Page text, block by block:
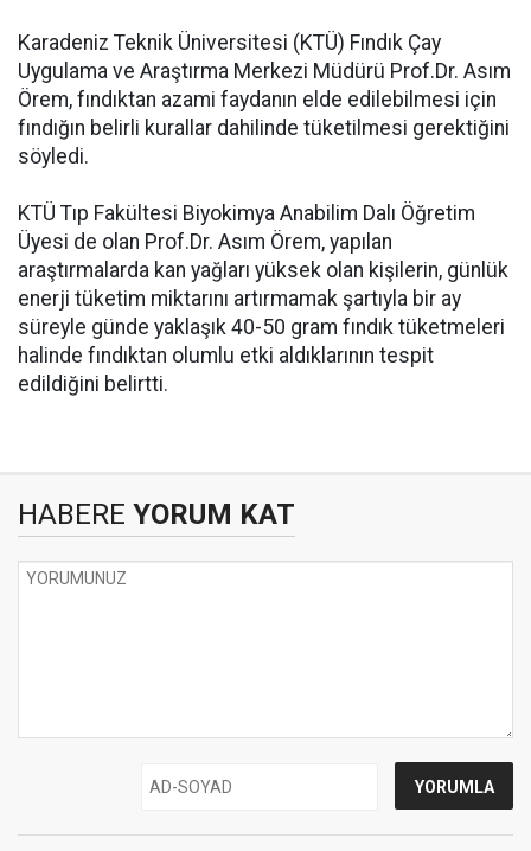
Karadeniz Teknik Üniversitesi (KTÜ) Fındık Çay
Uygulama ve Araştırma Merkezi Müdürü Prof.Dr. Asım
Örem, fındıktan azami faydanın elde edilebilmesi için
fındığın belirli kurallar dahilinde tüketilmesi gerektiğini
söyledi.
KTÜ Tıp Fakültesi Biyokimya Anabilim Dalı Öğretim
Üyesi de olan Prof.Dr. Asım Örem, yapılan
araştırmalarda kan yağları yüksek olan kişilerin, günlük
enerji tüketim miktarını artırmamak şartıyla bir ay
süreyle günde yaklaşık 40-50 gram fındık tüketmeleri
halinde fındıktan olumlu etki aldıklarının tespit
edildiğini belirtti.
HABERE YORUM KAT